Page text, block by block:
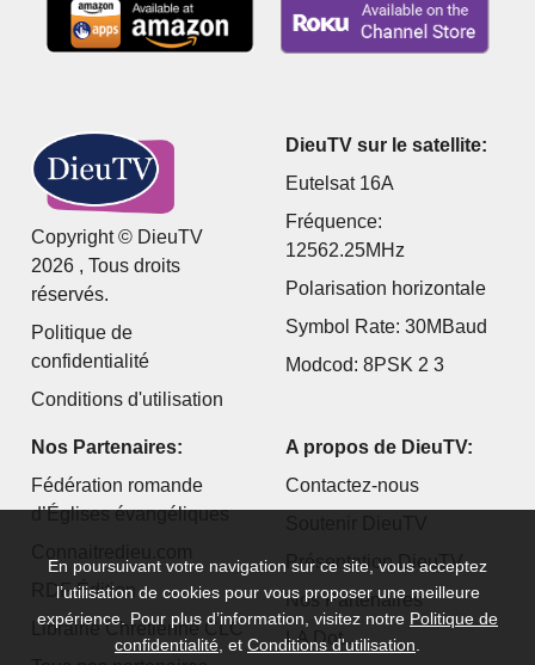
Copyright © DieuTV
2026 , Tous droits
réservés.
Politique de
confidentialité
Conditions d'utilisation
DieuTV sur le satellite:
Eutelsat 16A
Fréquence:
12562.25MHz
Polarisation horizontale
Symbol Rate: 30MBaud
Modcod: 8PSK 2 3
Nos Partenaires:
Fédération romande
d’Églises évangéliques
RDF Édition
Librairie Chrétienne CLC
A propos de DieuTV:
Contactez-nous
Présentation DieuTV
Nos Partenaires
LA Dot...
En poursuivant votre navigation sur ce site, vous acceptez
l’utilisation de cookies pour vous proposer une meilleure
expérience. Pour plus d’information, visitez notre Politique de
confidentialité , et Conditions d'utilisation